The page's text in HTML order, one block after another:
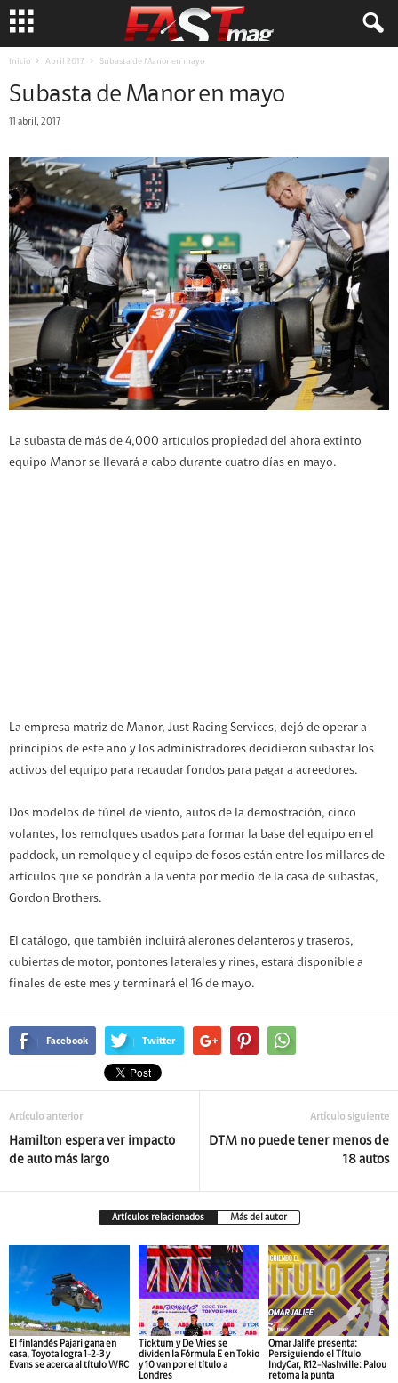
Inicio Abril 2017 Subasta de Manor en mayo
Subasta de Manor en mayo
11 abril, 2017
La subasta de más de 4,000 artículos propiedad del ahora extinto
equipo Manor se llevará a cabo durante cuatro días en mayo.
La empresa matriz de Manor, Just Racing Services, dejó de operar a
principios de este año y los administradores decidieron subastar los
activos del equipo para recaudar fondos para pagar a acreedores.
Dos modelos de túnel de viento, autos de la demostración, cinco
volantes, los remolques usados ​​para formar la base del equipo en el
paddock, un remolque y el equipo de fosos están entre los millares de
artículos que se pondrán a la venta por medio de la casa de subastas,
Gordon Brothers.
El catálogo, que también incluirá alerones delanteros y traseros,
cubiertas de motor, pontones laterales y rines, estará disponible a
finales de este mes y terminará el 16 de mayo.
Facebook Twitter
Artículo anterior
Hamilton espera ver impacto
de auto más largo
Artículo siguiente
DTM no puede tener menos de
18 autos
Artículos relacionados Más del autor
El finlandés Pajari gana en
casa, Toyota logra 1-2-3 y
Evans se acerca al título WRC
Ticktum y De Vries se
dividen la Fórmula E en Tokio
y 10 van por el título a
Londres
Omar Jalife presenta:
Persiguiendo el Título
IndyCar, R12-Nashville: Palou
retoma la punta